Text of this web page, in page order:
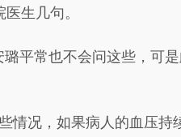
生几句。
璐平常也不会问这些，可
情况，如果病人的血压